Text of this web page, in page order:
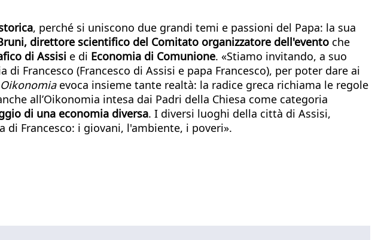
, perché si uniscono due grandi temi e passioni del Papa: la sua
direttore scientifico del Comitato organizzatore dell'evento che
di Assisi e di Economia di Comunione. «Stiamo invitando, a suo
(Francesco di Assisi e papa Francesco), per poter dare ai
Oikonomiaevoca insieme tante realtà: la radice greca richiama le regole
all’Oikonomia intesa dai Padri della Chiesa come categoria
di una economia diversa. I diversi luoghi della città di Assisi,
Francesco: i giovani, l'ambiente, i poveri».